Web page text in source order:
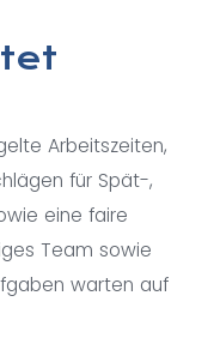
Arbeitszeiten,
für Spät-,
eine faire
Team sowie
warten auf